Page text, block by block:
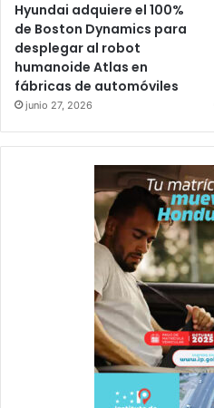
Hyundai adquiere el 100%
de Boston Dynamics para
desplegar al robot
humanoide Atlas en
fábricas de automóviles
junio 27, 2026